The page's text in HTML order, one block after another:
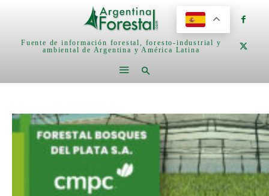
Fuente de información forestal, foresto-industrial y
ambiental de Argentina y América Latina